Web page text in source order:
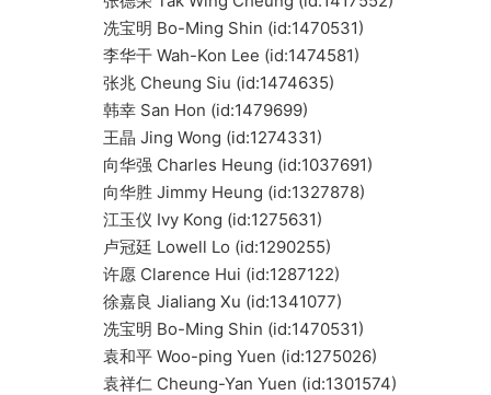
冼宝明 Bo-Ming Shin (id:1470531)
李华干 Wah-Kon Lee (id:1474581)
张兆 Cheung Siu (id:1474635)
韩幸 San Hon (id:1479699)
王晶 Jing Wong (id:1274331)
向华强 Charles Heung (id:1037691)
向华胜 Jimmy Heung (id:1327878)
江玉仪 Ivy Kong (id:1275631)
卢冠廷 Lowell Lo (id:1290255)
许愿 Clarence Hui (id:1287122)
徐嘉良 Jialiang Xu (id:1341077)
冼宝明 Bo-Ming Shin (id:1470531)
袁和平 Woo-ping Yuen (id:1275026)
袁祥仁 Cheung-Yan Yuen (id:1301574)